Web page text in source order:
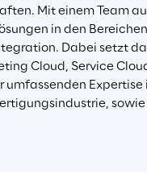
Mit einem Team
in den
Dabei setzt
Cloud, Service
umfassenden